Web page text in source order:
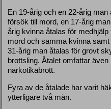
En 19-årig och en 22-årig man
försök till mord, en 17-årig
årig kvinna åtalas för medhjälp
mord och samma kvinna samt
31-årig man åtalas för grovt
brottsling. Åtalet omfattar
narkotikabrott.
Fyra av de åtalade har varit
ytterligare två män.